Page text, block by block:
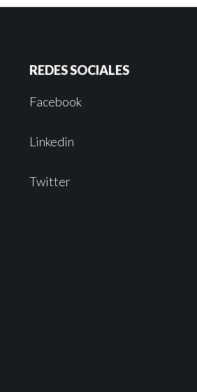
REDES SOCIALES
Facebook
Linkedin
Twitter